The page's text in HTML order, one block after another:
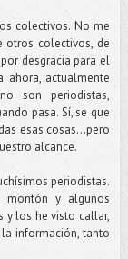
colectivos. No me
otros colectivos, de
desgracia para el
actualmente
son periodistas,
pasa. Sí, se que
esas cosas...pero
alcance.
periodistas.
montón y algunos
y los he visto callar,
información, tanto